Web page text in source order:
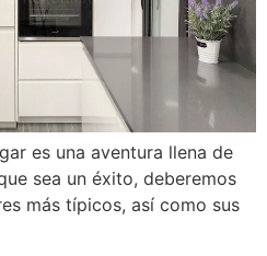
es una aventura llena de
sea un éxito, deberemos
más típicos, así como sus